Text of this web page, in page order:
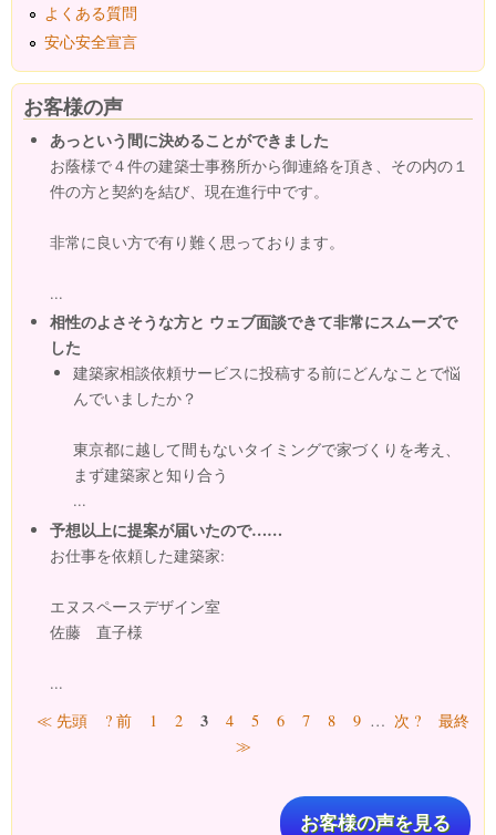
よくある質問
安心安全宣言
お客様の声
あっという間に決めることができました
お蔭様で４件の建築士事務所から御連絡を頂き、その内の１
件の方と契約を結び、現在進行中です。
非常に良い方で有り難く思っております。
...
相性のよさそうな方と ウェブ面談できて非常にスムーズで
した
建築家相談依頼サービスに投稿する前にどんなことで悩
んでいましたか？
東京都に越して間もないタイミングで家づくりを考え、
まず建築家と知り合う
...
予想以上に提案が届いたので……
お仕事を依頼した建築家:
エヌスペースデザイン室
佐藤 直子様
...
ページ
≪ 先頭 ? 前 1 2 3 4 5 6 7 8 9 … 次 ?
最終
≫
お客様の声を見る